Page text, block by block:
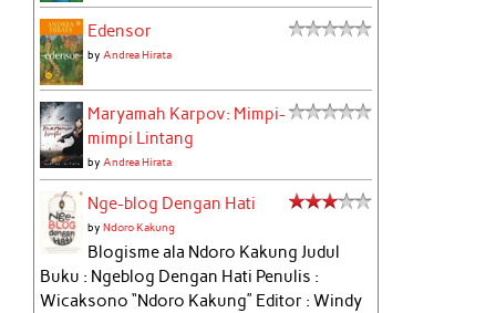
Edensor
by Andrea Hirata
Maryamah Karpov: Mimpi-
mimpi Lintang
by Andrea Hirata
Nge-blog Dengan Hati
byNdoro Kakung
Blogisme ala Ndoro Kakung Judul
Buku : Ngeblog Dengan Hati Penulis :
Wicaksono “Ndoro Kakung” Editor : Windy